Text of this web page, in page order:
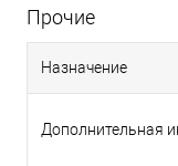
Прочие
Назначение